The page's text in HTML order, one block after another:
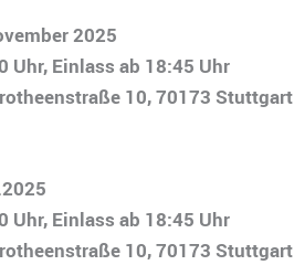
2025
Uhr, Einlass ab 18:45 Uhr
10, 70173 Stuttgart
Uhr, Einlass ab 18:45 Uhr
10, 70173 Stuttgart